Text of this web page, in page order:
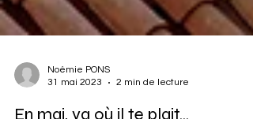
31 mai 2023
2 min de lecture